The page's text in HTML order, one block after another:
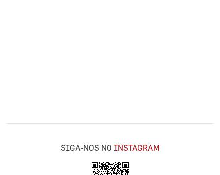
SIGA-NOS NO INSTAGRAM